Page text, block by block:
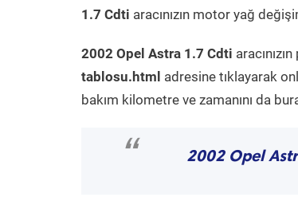
1.7 Cdti aracınızın motor yağ
2002 Opel Astra 1.7 Cdti
tablosu.html adresine tıklayarak
bakım kilometre ve zamanını da
“ 2002 Opel